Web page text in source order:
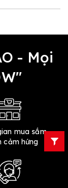
- Mọi
mua sắm
cảm hứng